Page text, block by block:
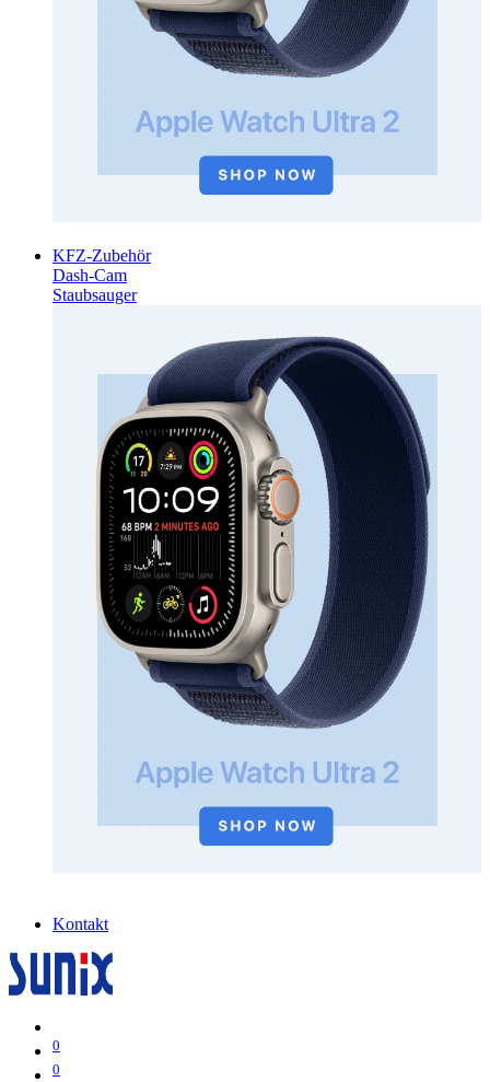
KFZ-Zubehör
Dash-Cam
Staubsauger
Kontakt
0
0